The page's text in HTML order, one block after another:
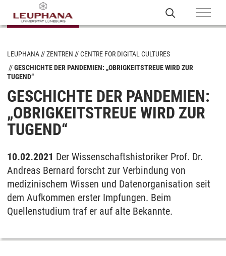
LEUPHANA ZENTREN
CENTRE FOR DIGITAL CULTURES
GESCHICHTE DER PANDEMIEN: „OBRIGKEITSTREUE WIRD ZUR
TUGEND“
GESCHICHTE DER PANDEMIEN:
„OBRIGKEITSTREUE WIRD ZUR
TUGEND“
10.02.2021 Der Wissenschaftshistoriker Prof. Dr.
Andreas Bernard forscht zur Verbindung von
medizinischem Wissen und Datenorganisation seit
dem Aufkommen erster Impfungen. Beim
Quellenstudium traf er auf alte Bekannte.